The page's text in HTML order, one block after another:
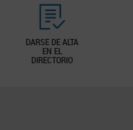
DARSE DE ALTA
EN EL
DIRECTORIO